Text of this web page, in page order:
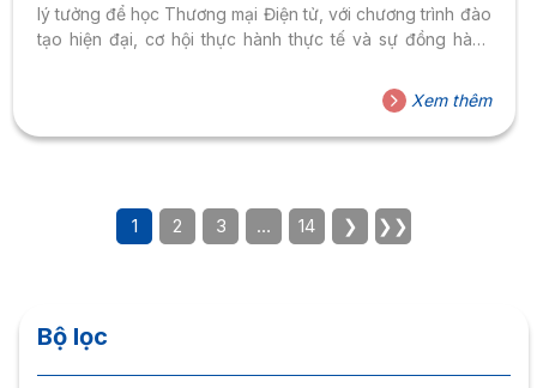
lý tưởng để học Thương mại Điện tử, với chương trình đào
tạo hiện đại, cơ hội thực hành thực tế và sự đồng hành
Xem thêm
1 2 3 … 14 ❯ ❯❯
Bộ lọc